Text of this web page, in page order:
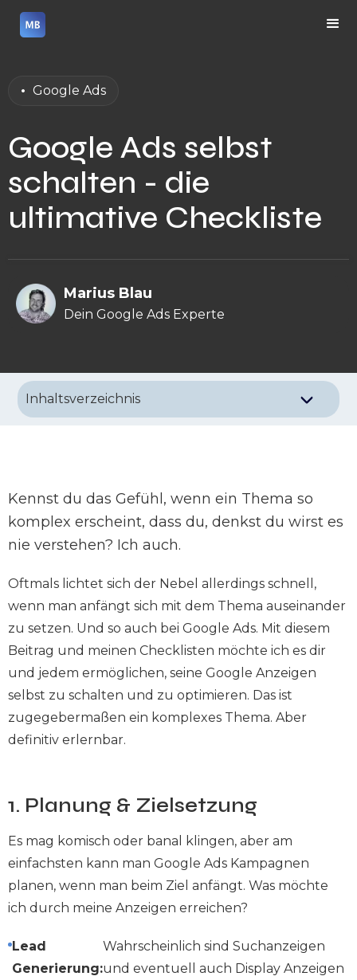
• Google Ads
Google Ads selbst
schalten - die
ultimative Checkliste
Marius Blau
Dein Google Ads Experte
Inhaltsverzeichnis
Kennst du das Gefühl, wenn ein Thema so
komplex erscheint, dass du, denkst du wirst es
nie verstehen? Ich auch.
Oftmals lichtet sich der Nebel allerdings schnell,
wenn man anfängt sich mit dem Thema auseinander
zu setzen. Und so auch bei Google Ads. Mit diesem
Beitrag und meinen Checklisten möchte ich es dir
und jedem ermöglichen, seine Google Anzeigen
selbst zu schalten und zu optimieren. Das ist
zugegebermaßen ein komplexes Thema. Aber
definitiv erlernbar.
1. Planung & Zielsetzung
Es mag komisch oder banal klingen, aber am
einfachsten kann man Google Ads Kampagnen
planen, wenn man beim Ziel anfängt. Was möchte
ich durch meine Anzeigen erreichen?
Lead
Generierung:
Wahrscheinlich sind Suchanzeigen
und eventuell auch Display Anzeigen